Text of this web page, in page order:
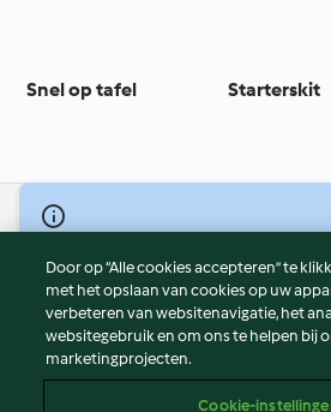
Snel op tafel Starterskit
© Copyright 2026
Gebruiksvoorwaarden
Privacybeleid
Disclaimer
Colofon
Door op “Alle cookies accepteren” te
met het opslaan van cookies op uw
verbeteren van websitenavigatie, het
websitegebruik en om ons te helpen bij
marketingprojecten.
Cookie-